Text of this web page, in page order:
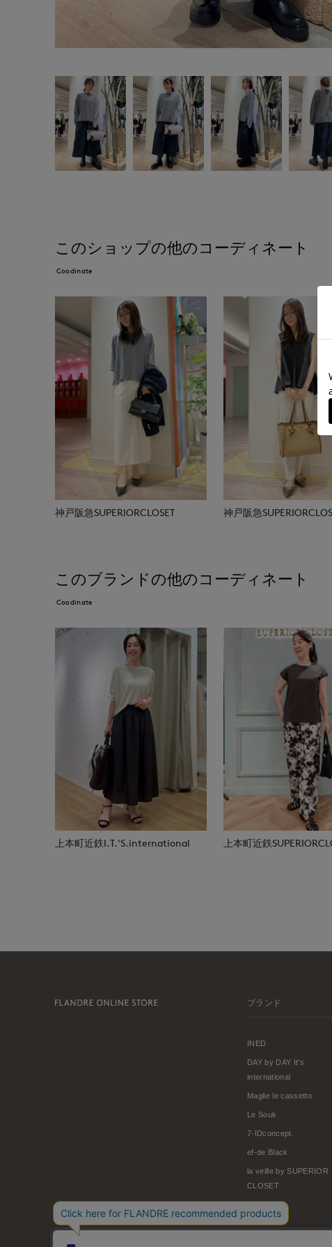
このショップの他のコーディネート
Coodinate
神戸阪急SUPERIORCLOSET 神戸阪急
このブランドの他のコーディネート
Coodinate
上本町近鉄I.T.'S.international 上本町近鉄
ブランド
INED
DAY by DAY It's
international
Maglie le cassetto
Le Souk
7-IDconcept.
ef-de Black
la veille by SUPERIOR
CLOSET